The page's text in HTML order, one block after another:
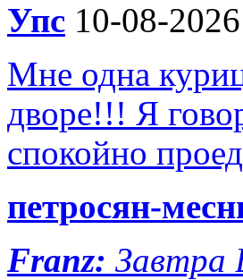
Упс 10-08-
Мне одна
дворе!!! Я
спокойно
петросян-
Franz: Завтра